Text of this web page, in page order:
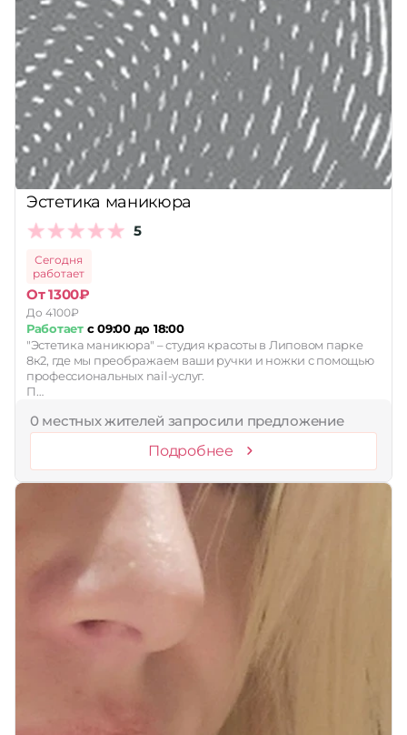
Эстетика маникюра
5
Сегодня
работает
От 1300₽
До 4100₽
Работаетс 09:00 до 18:00
"Эстетика маникюра" – студия красоты в Липовом парке
8к2, где мы преображаем ваши ручки и ножки с помощью
профессиональных nail-услуг.
П…
0 местных жителей запросили предложение
Подробнее